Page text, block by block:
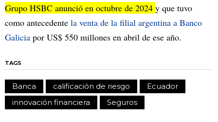
Grupo HSBC anunció en octubre de 2024 y que tuvo
como antecedente la venta de la filial argentina a Banco
Galicia por US$ 550 millones en abril de ese año.
TAGS
Banca calificación de riesgo
Ecuador
innovación financiera
Seguros